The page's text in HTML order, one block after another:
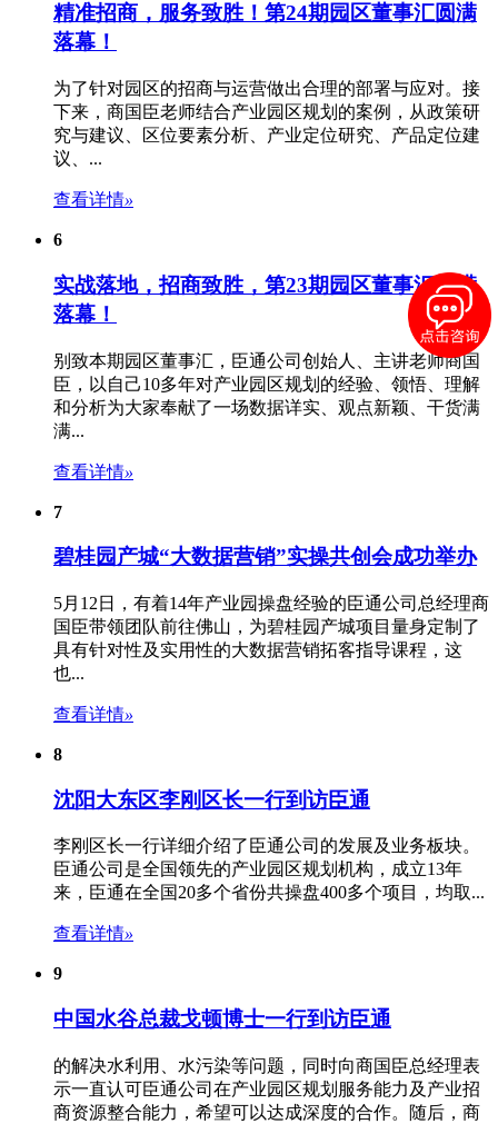
精准招商，服务致胜！第24期园区董事汇圆满
落幕！
为了针对园区的招商与运营做出合理的部署与应对。接
下来，商国臣老师结合产业园区规划 的案例，从政策研
究与建议、区位要素分析、产业定位研究、产品定位建
议、...
查看详情»
6
实战落地，招商致胜，第23期园区董事汇圆满
落幕！
别致本期园区董事汇，臣通公司创始人、主讲老师商国
臣，以自己10多年对产业园区规划 的经验、领悟、理解
和分析为大家奉献了一场数据详实、观点新颖、干货满
满...
查看详情»
7
碧桂园产城“大数据营销”实操共创会成功举办
5月12日，有着14年产业园操盘经验的臣通公司总经理商
国臣带领团队前往佛山，为碧桂园产城项目量身定制了
具有针对性及实用性的大数据营销拓客指导课程，这
也...
查看详情»
8
沈阳大东区李刚区长一行到访臣通
李刚区长一行详细介绍了臣通公司的发展及业务板块。
臣通公司是全国领先的产业园区规划 机构，成立13年
来，臣通在全国20多个省份共操盘400多个项目，均取...
查看详情»
9
中国水谷总裁戈顿博士一行到访臣通
的解决水利用、水污染等问题，同时向商国臣总经理表
示一直认可臣通公司在产业园区规划 服务能力及产业招
商资源整合能力，希望可以达成深度的合作。随后，商